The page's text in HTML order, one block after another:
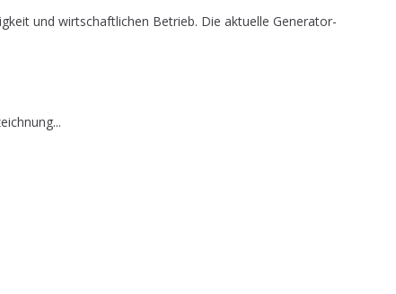
und wirtschaftlichen Betrieb. Die aktuelle Generator-